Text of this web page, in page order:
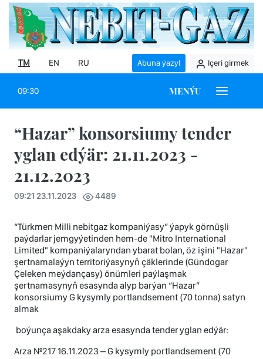
TM EN RU Abuna ýazyl Içeri girmek
09:30 MENÝU
“Hazar” konsorsiumy tender
yglan edýär: 21.11.2023 -
21.12.2023
09:21 23.11.2023 4489
“Türkmen Milli nebitgaz kompaniýasy” ýapyk görnüşli
paýdarlar jemgyýetinden hem-de "Mitro International
Limited" kompaniýalaryndan ybarat bolan, öz işini "Hazar"
şertnamalaýyn territoriýasynyň çäklerinde (Gündogar
Çeleken meýdançasy) önümleri paýlaşmak
şertnamasynyň esasynda alyp barýan “Hazar”
konsorsiumy G kysymly portlandsement (70 tonna) satyn
almak
boýunça aşakdaky arza esasynda tender yglan edýär:
Arza №217 16.11.2023 – G kysymly portlandsement (70